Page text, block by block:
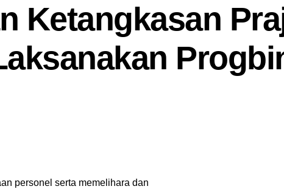
Ketangkasan
personel serta memelihara dan